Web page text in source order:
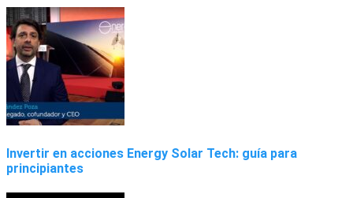
Invertir en acciones Energy Solar Tech: guía para
principiantes